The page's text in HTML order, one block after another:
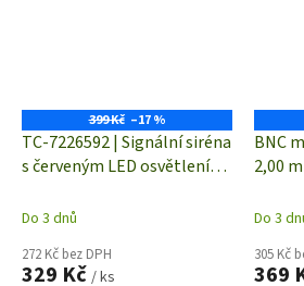
399 Kč –17 %
TC-7226592 | Signální siréna
s červeným LED osvětlením
24 V/DC
Do 3 dnů
272 Kč bez DPH
329 Kč / ks
BNC
2,00
Do 3
305 Kč
369